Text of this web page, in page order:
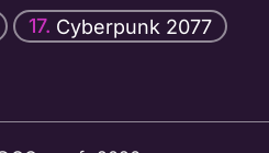
Cyberpunk 2077